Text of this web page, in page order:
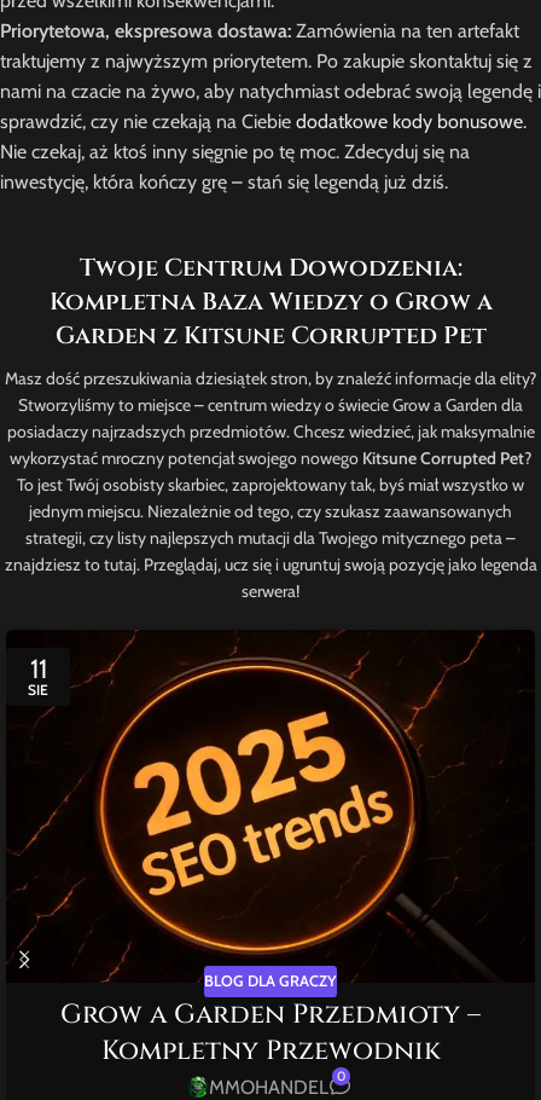
Priorytetowa, ekspresowa dostawa: Zamówienia na ten artefakt
traktujemy z najwyższym priorytetem. Po zakupie skontaktuj się z
nami na czacie na żywo, aby natychmiast odebrać swoją legendę i
sprawdzić, czy nie czekają na Ciebie dodatkowe kody bonusowe.
Nie czekaj, aż ktoś inny sięgnie po tę moc. Zdecyduj się na
inwestycję, która kończy grę – stań się legendą już dziś.
Twoje Centrum Dowodzenia:
Kompletna Baza Wiedzy o Grow a
Garden z Kitsune Corrupted Pet
Masz dość przeszukiwania dziesiątek stron, by znaleźć informacje dla elity?
Stworzyliśmy to miejsce – centrum wiedzy o świecie Grow a Garden dla
posiadaczy najrzadszych przedmiotów. Chcesz wiedzieć, jak maksymalnie
wykorzystać mroczny potencjał swojego nowego Kitsune Corrupted Pet?
To jest Twój osobisty skarbiec, zaprojektowany tak, byś miał wszystko w
jednym miejscu. Niezależnie od tego, czy szukasz zaawansowanych
strategii, czy listy najlepszych mutacji dla Twojego mitycznego peta –
znajdziesz to tutaj. Przeglądaj, ucz się i ugruntuj swoją pozycję jako legenda
serwera!
11
SIE
BLOG DLA GRACZY
Grow a Garden Przedmioty –
Kompletny Przewodnik
MMOHANDEL 0